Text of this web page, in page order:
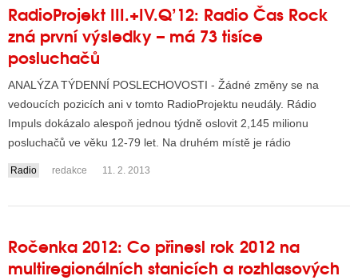
RadioProjekt III.+IV.Q’12: Radio Čas Rock
zná první výsledky – má 73 tisíce
posluchačů
ANALÝZA TÝDENNÍ POSLECHOVOSTI - Žádné změny se na
vedoucích pozicích ani v tomto RadioProjektu neudály. Rádio
Impuls dokázalo alespoň jednou týdně oslovit 2,145 milionu
posluchačů ve věku 12-79 let. Na druhém místě je rádio
Frekvenc...
Radio redakce 11. 2. 2013
Ročenka 2012: Co přinesl rok 2012 na
multiregionálních stanicích a rozhlasových